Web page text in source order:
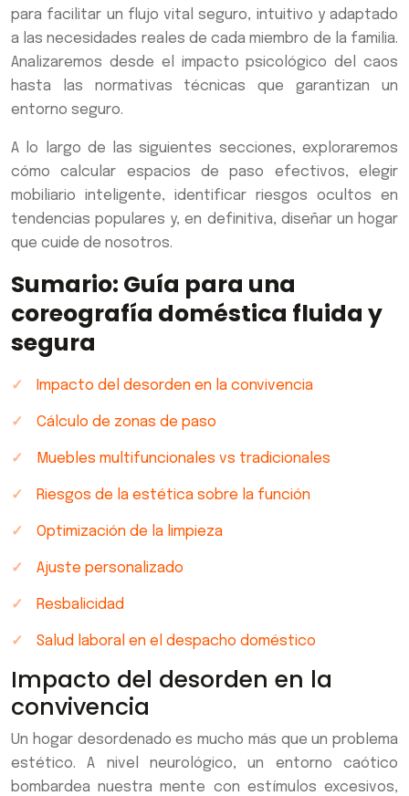
para facilitar un flujo vital seguro, intuitivo y adaptado
a las necesidades reales de cada miembro de la familia.
Analizaremos desde el impacto psicológico del caos
hasta las normativas técnicas que garantizan un
entorno seguro.
A lo largo de las siguientes secciones, exploraremos
cómo calcular espacios de paso efectivos, elegir
mobiliario inteligente, identificar riesgos ocultos en
tendencias populares y, en definitiva, diseñar un hogar
que cuide de nosotros.
Sumario: Guía para una
coreografía doméstica fluida y
segura
Impacto del desorden en la convivencia
Cálculo de zonas de paso
Muebles multifuncionales vs tradicionales
Riesgos de la estética sobre la función
Optimización de la limpieza
Ajuste personalizado
Resbalicidad
Salud laboral en el despacho doméstico
Impacto del desorden en la
convivencia
Un hogar desordenado es mucho más que un problema
estético. A nivel neurológico, un entorno caótico
bombardea nuestra mente con estímulos excesivos,